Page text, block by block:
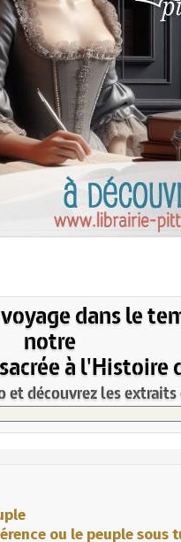
dans le
notre
à l'Histoire
et découvrez les
ou le peuple sous